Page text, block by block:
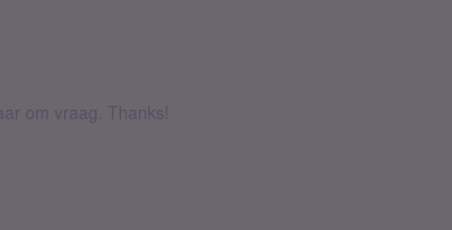
om vraag. Thanks!